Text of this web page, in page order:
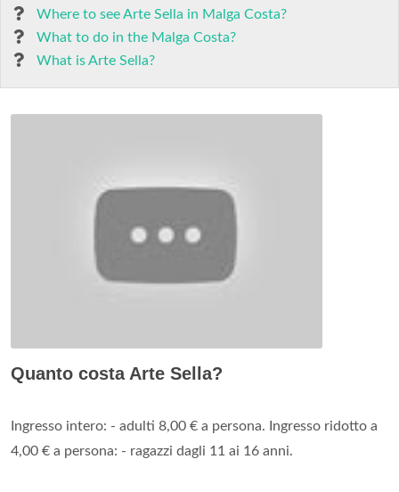
Where to see Arte Sella in Malga Costa?
What to do in the Malga Costa?
What is Arte Sella?
Quanto costa Arte Sella?
Ingresso intero: - adulti 8,00 € a persona. Ingresso ridotto a
4,00 € a persona: - ragazzi dagli 11 ai 16 anni.